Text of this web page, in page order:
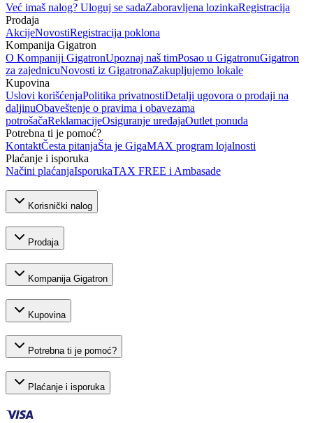
Već imaš nalog? Uloguj se sadaZaboravljena lozinkaRegistracija
Prodaja
AkcijeNovostiRegistracija poklona
Kompanija Gigatron
O Kompaniji GigatronUpoznaj naš timPosao u GigatronuGigatron
za zajednicuNovosti iz GigatronaZakupljujemo lokale
Kupovina
Uslovi korišćenjaPolitika privatnostiDetalji ugovora o prodaji na
daljinuObaveštenje o pravima i obavezama
potrošačaReklamacijeOsiguranje uređajaOutlet ponuda
Potrebna ti je pomoć?
KontaktČesta pitanjaŠta je GigaMAX program lojalnosti
Plaćanje i isporuka
Načini plaćanjaIsporukaTAX FREE i Ambasade
Korisnički nalog
Prodaja
Kompanija Gigatron
Kupovina
Potrebna ti je pomoć?
Plaćanje i isporuka